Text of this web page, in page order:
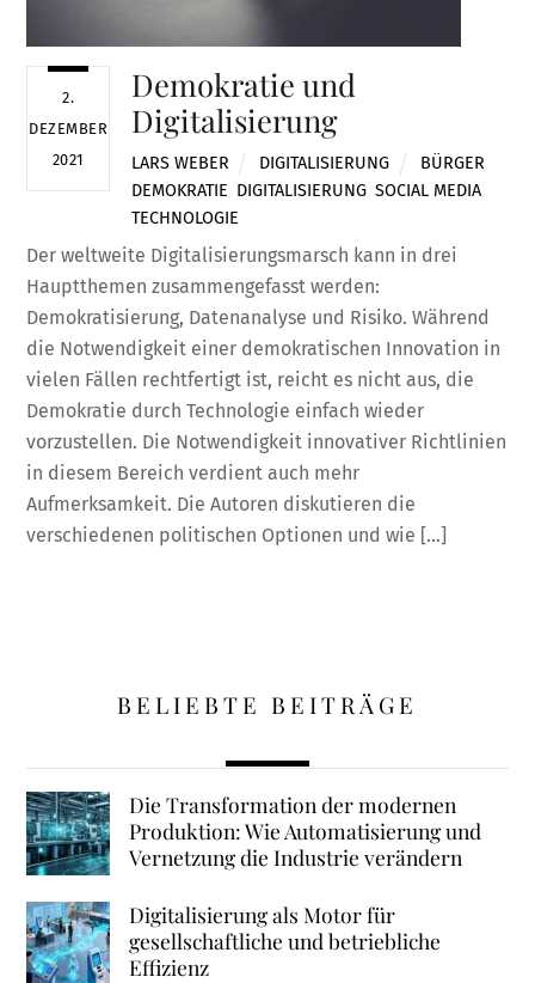
2.
DEZEMBER
2021
Demokratie und
Digitalisierung
LARS WEBER DIGITALISIERUNG BÜRGER
DEMOKRATIE DIGITALISIERUNG SOCIAL MEDIA
TECHNOLOGIE
Der weltweite Digitalisierungsmarsch kann in drei
Hauptthemen zusammengefasst werden:
Demokratisierung, Datenanalyse und Risiko. Während
die Notwendigkeit einer demokratischen Innovation in
vielen Fällen rechtfertigt ist, reicht es nicht aus, die
Demokratie durch Technologie einfach wieder
vorzustellen. Die Notwendigkeit innovativer Richtlinien
in diesem Bereich verdient auch mehr
Aufmerksamkeit. Die Autoren diskutieren die
verschiedenen politischen Optionen und wie […]
BELIEBTE BEITRÄGE
Die Transformation der modernen
Produktion: Wie Automatisierung und
Vernetzung die Industrie verändern
Digitalisierung als Motor für
gesellschaftliche und betriebliche
Effizienz